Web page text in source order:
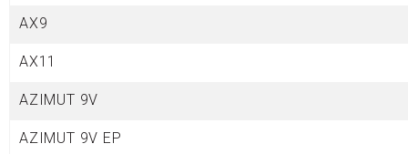
AX9
AX11
AZIMUT 9V
AZIMUT 9V EP